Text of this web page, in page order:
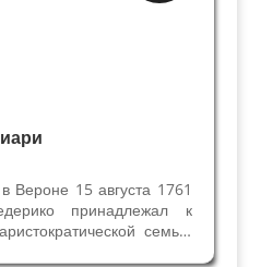
Вероне 15 августа 1761
принадлежал к
семье,